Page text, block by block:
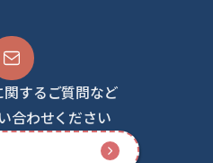
するご質問など
合わせください